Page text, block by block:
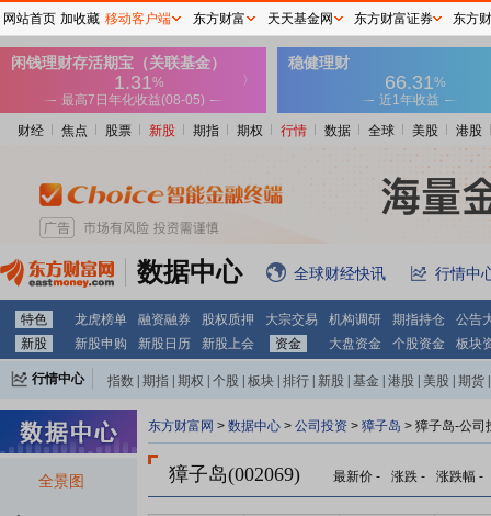
财经 焦点 股票 新股 期指 期权 行情 数据 全球 美股 港股
数据中心 全球财经快讯 行情中
特色 龙虎榜单 融资融券 股权质押 大宗交易 机构调研 期指持仓
公告
新股
新股申购 新股日历 新股上会 资金 大盘资金 个股资金 板块
行情中心 指数 期指 期权 个股 板块 排行 新股 基金 港股 美股 期货
全景图
东方财富网 > 数据中心 > 公司投资 > 獐子岛 > 獐子岛-公司
獐子岛(002069) 最新价 - 涨跌 - 涨跌幅 -
网站首页 加收藏 移动客户端 东方财富 天天基金网 东方财富证券 东方